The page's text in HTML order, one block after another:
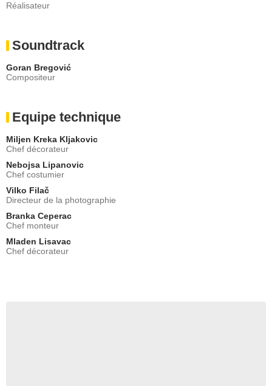
Réalisateur
Soundtrack
Goran Bregović
Compositeur
Equipe technique
Miljen Kreka Kljakovic
Chef décorateur
Nebojsa Lipanovic
Chef costumier
Vilko Filač
Directeur de la photographie
Branka Ceperac
Chef monteur
Mladen Lisavac
Chef décorateur